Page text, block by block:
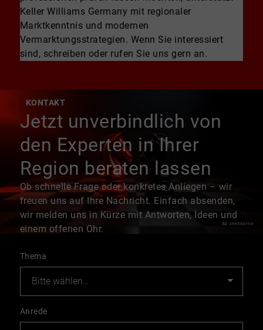
Keller Williams Germany mit regionaler
Marktkenntnis und modernen
Vermarktungsstrategien. Wenn Sie interessiert
sind, schreiben oder rufen Sie uns gern an.
KONTAKT
Jetzt unverbindlich von
den Experten in Ihrer
Region beraten lassen
Ob schnelle Frage oder konkretes Anliegen – wir
freuen uns auf Ihre Nachricht. Einfach absenden,
wir melden uns in Kürze mit Antworten, Ideen und
einem offenen Ohr.
Thema
Anrede